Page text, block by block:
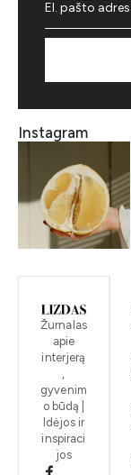
Instagram
Žurnalas
apie
interjerą
,
gyvenim
o būdą |
Idėjos ir
inspiraci
jos